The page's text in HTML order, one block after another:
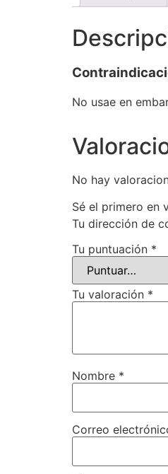
No usae en
No hay
Sé el primero en
Tu dirección de
Tu puntuación *
Tu valoración *
Nombre *
Correo